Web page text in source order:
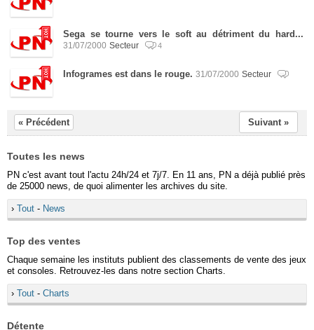
Sega se tourne vers le soft au détriment du hard...
31/07/2000 Secteur 4
Infogrames est dans le rouge. 31/07/2000 Secteur
« Précédent Suivant »
Toutes les news
PN c'est avant tout l'actu 24h/24 et 7j/7. En 11 ans, PN a déjà publié près
de 25000 news, de quoi alimenter les archives du site.
› Tout - News
Top des ventes
Chaque semaine les instituts publient des classements de vente des jeux
et consoles. Retrouvez-les dans notre section Charts.
› Tout - Charts
Détente